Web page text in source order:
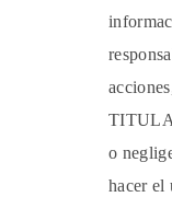
o
hacer el